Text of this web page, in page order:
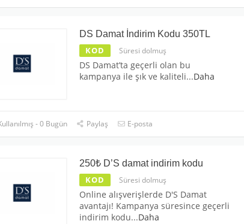
DS Damat İndirim Kodu 350TL
KOD Süresi dolmuş
DS Damat’ta geçerli olan bu
kampanya ile şık ve kaliteli...Daha
- 0 Bugün Paylaş E-posta
250₺ D’S damat indirim kodu
KOD Süresi dolmuş
Online alışverişlerde D'S Damat
avantajı! Kampanya süresince geçerli
indirim kodu...Daha